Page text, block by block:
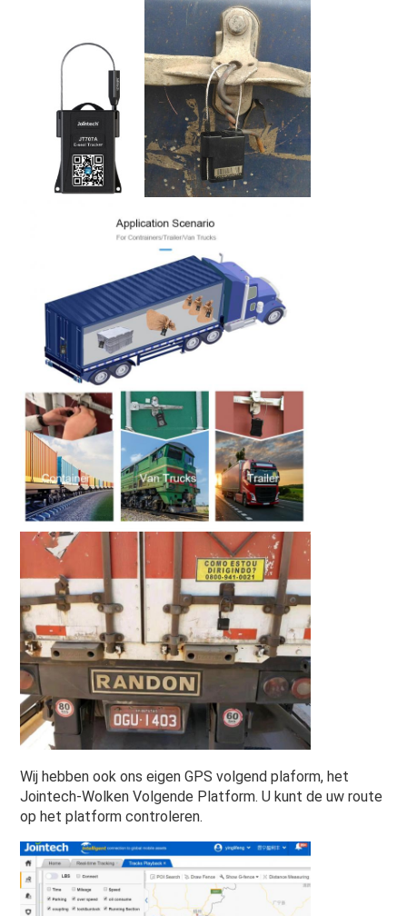
Wij hebben ook ons eigen GPS volgend plaform, het
Jointech-Wolken Volgende Platform. U kunt de uw route
op het platform controleren.